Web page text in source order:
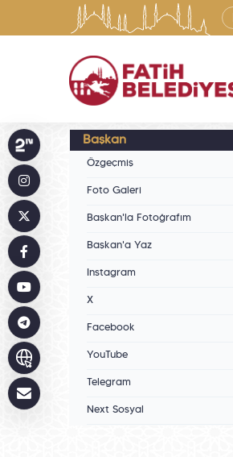
Başkan
Özgeçmiş
Foto Galeri
Başkan'la Fotoğrafım
Başkan'a Yaz
Instagram
X
Facebook
YouTube
Telegram
Next Sosyal